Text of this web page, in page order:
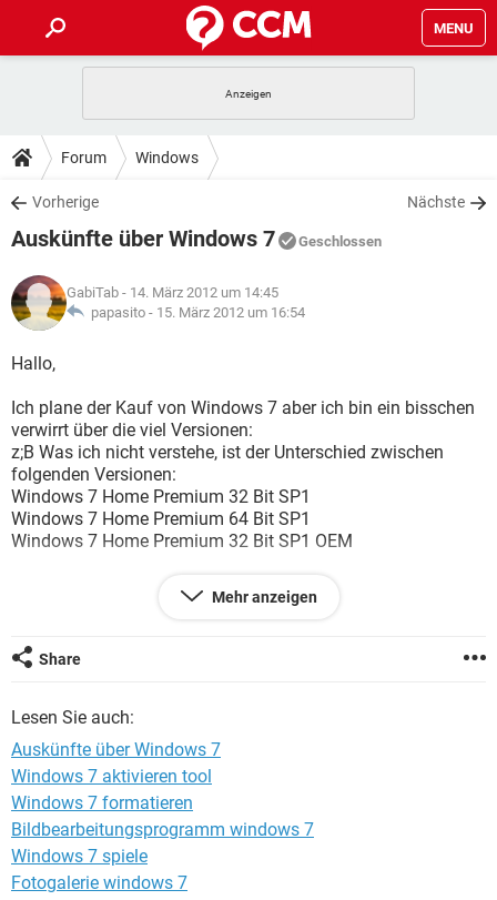
MENU
ANDROID
WINDOWS 10
WHATSAPP TIKTOK
FACEBOOK
TIPPS & TRICKS
SPIELE
WHATSAPP TIKTOK
FACEBOOK
DOWNLOADS
SPIELE STREAMING
ANDROID
WINDOWS 10 INSTAGRAM
WHATSAPP
SPIELE STREAMING
ANDROID
WINDOWS 10
WHATSAPP TIKTOK
FACEBOOK HARDWARE
LEXIKON
SPIELE
WINDOWS 10
WHATSAPP
FACEBOOK HARDWARE
Forum Windows
Vorherige Nächste
Auskünfte über Windows 7 Geschlossen
GabiTab - 14. März 2012 um 14:45
papasito - 15. März 2012 um 16:54
Hallo,
Ich plane der Kauf von Windows 7 aber ich bin ein bisschen
verwirrt über die viel Versionen:
z;B Was ich nicht verstehe, ist der Unterschied zwischen
folgenden Versionen:
Windows 7 Home Premium 32 Bit SP1
Windows 7 Home Premium 64 Bit SP1
Windows 7 Home Premium 32 Bit SP1 OEM
Und der Preisunterschied ist nicht auch zu übersehen.
Mehr anzeigen
Share
Lesen Sie auch:
Auskünfte über Windows 7
Windows 7 aktivieren tool
Windows 7 formatieren
Bildbearbeitungsprogramm windows 7
Windows 7 spiele
Fotogalerie windows 7